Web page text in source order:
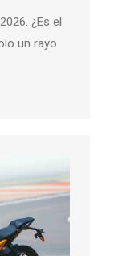
¿Es el
un rayo